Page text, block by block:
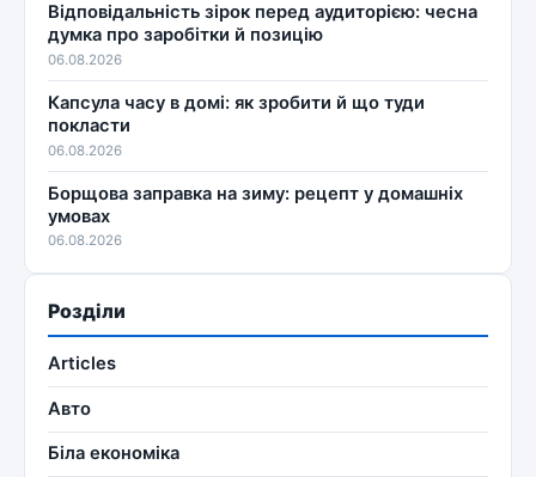
Відповідальність зірок перед аудиторією: чесна
думка про заробітки й позицію
06.08.2026
Капсула часу в домі: як зробити й що туди
покласти
06.08.2026
Борщова заправка на зиму: рецепт у домашніх
умовах
06.08.2026
Розділи
Articles
Авто
Біла економіка